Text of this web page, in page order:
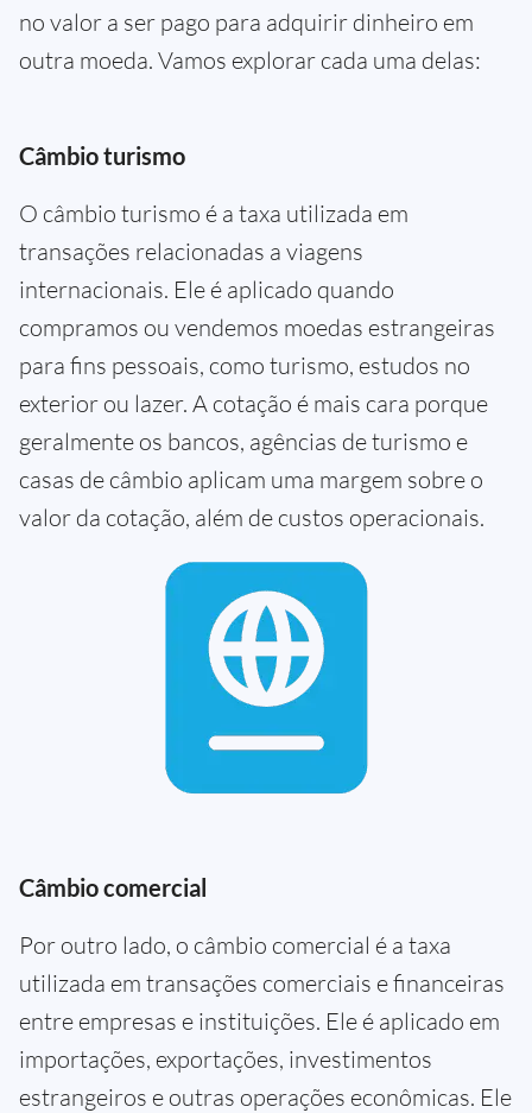
no valor a ser pago para adquirir dinheiro em
outra moeda. Vamos explorar cada uma delas:
Câmbio turismo
O câmbio turismo é a taxa utilizada em
transações relacionadas a viagens
internacionais. Ele é aplicado quando
compramos ou vendemos moedas estrangeiras
para fins pessoais, como turismo, estudos no
exterior ou lazer. A cotação é mais cara porque
geralmente os bancos, agências de turismo e
casas de câmbio aplicam uma margem sobre o
valor da cotação, além de custos operacionais.
Câmbio comercial
Por outro lado, o câmbio comercial é a taxa
utilizada em transações comerciais e financeiras
entre empresas e instituições. Ele é aplicado em
importações, exportações, investimentos
estrangeiros e outras operações econômicas. Ele